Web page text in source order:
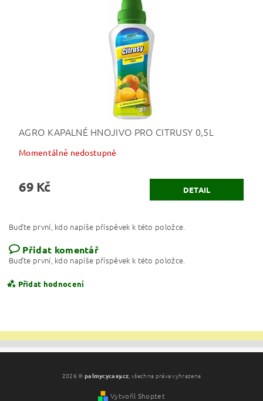
AGRO KAPALNÉ HNOJIVO PRO CITRUSY 0,5L
Momentálně nedostupné
69 Kč DETAIL
Buďte první, kdo napíše příspěvek k této položce.
Přidat komentář
Buďte první, kdo napíše příspěvek k této položce.
Přidat hodnocení
2026 © palmycycasy.cz, všechna práva vyhrazena
Vytvořil Shoptet